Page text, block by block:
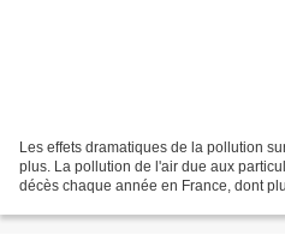
Les effets dramatiques de la pollution
plus. La pollution de l'air due aux
décès chaque année en France, dont